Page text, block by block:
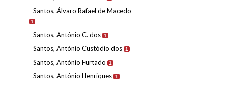
Santos, Álvaro Rafael de Macedo
1
Santos, António C. dos 1
Santos, António Custódio dos 1
Santos, António Furtado 1
Santos, António Henriques 1